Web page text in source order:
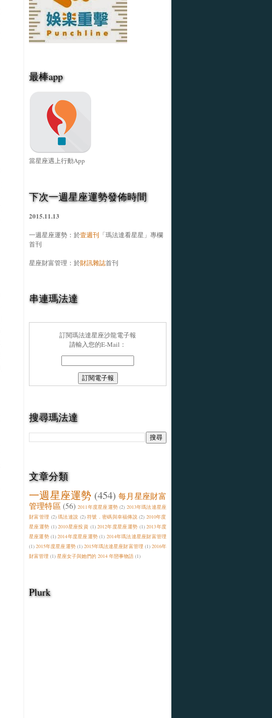
最棒app
當星座遇上行動App
下次一週星座運勢發佈時間
2015.11.13
一週星座運勢：於壹週刊 「瑪法達看星星」專欄
首刊
星座財富管理：於財訊雜誌首刊
串連瑪法達
訂閱瑪法達星座沙龍電子報
請輸入您的E-Mail：
搜尋瑪法達
文章分類
一週星座運勢 (454) 每月星座財富
管理特區 (56) 2011年度星座運勢 (2) 2013年瑪法達星座
財富管理 (2) 瑪法達說 (2) 符號．密碼與幸福傳說 (2) 2010年度
星座運勢 (1) 2010星座投資 (1) 2012年度星座運勢 (1) 2013年度
星座運勢 (1) 2014年度星座運勢 (1) 2014年瑪法達星座財富管理
(1) 2015年度星座運勢 (1) 2015年瑪法達星座財富管理 (1) 2016年
財富管理 (1) 星座女子與她們的 2014 年戀事物語 (1)
Plurk